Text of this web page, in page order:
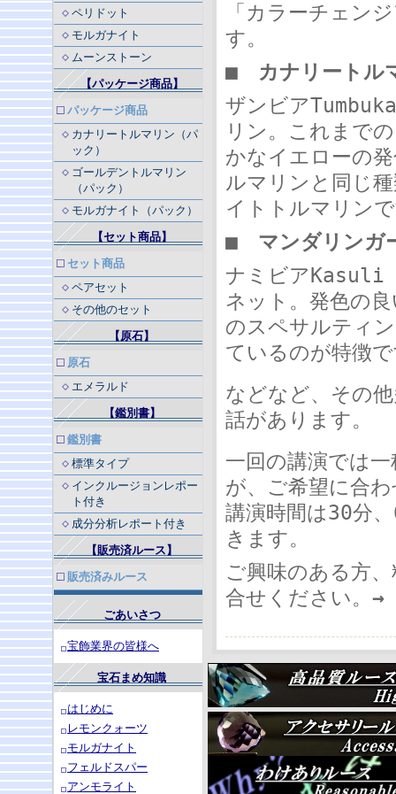
ペリドット
モルガナイト
ムーンストーン
【パッケージ商品】
パッケージ商品
カナリートルマリン（パ
ック）
ゴールデントルマリン
（パック）
モルガナイト（パック）
【セット商品】
セット商品
ペアセット
その他のセット
【原石】
原石
エメラルド
【鑑別書】
鑑別書
標準タイプ
インクルージョンレポー
ト付き
成分分析レポート付き
【販売済ルース】
販売済みルース
ごあいさつ
宝飾業界の皆様へ
宝石まめ知識
はじめに
レモンクォーツ
モルガナイト
フェルドスパー
アンモライト
「カラーチェン
す。
■
カナリートル
ザンビア
リン。これまで
かなイエローの
ルマリンと同じ
イトトルマリン
■ マンダリンガ
ナミビアKasuli
ネット。発色の
のスペサルティ
ているのが特徴
などなど、その
話があります。
一回の講演では
が、ご希望に合
講演時間は30分
きます。
ご興味のある方
合せください。 →